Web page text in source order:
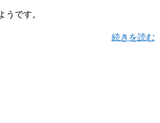
うです。
続きを読む